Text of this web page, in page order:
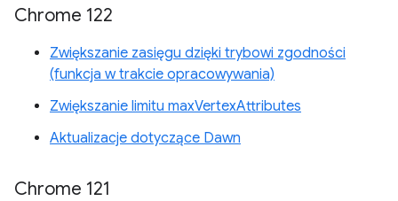
Chrome 122
Zwiększanie zasięgu dzięki trybowi zgodności
(funkcja w trakcie opracowywania)
Zwiększanie limitu maxVertexAttributes
Aktualizacje dotyczące Dawn
Chrome 121